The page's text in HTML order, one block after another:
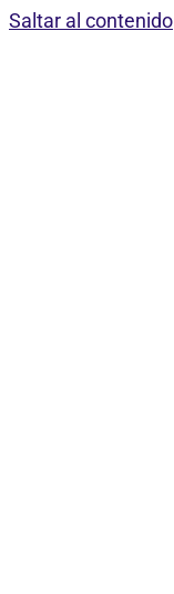
Saltar al contenido